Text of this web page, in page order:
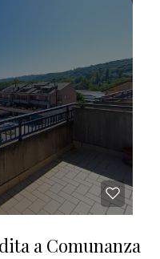
a Comunanza